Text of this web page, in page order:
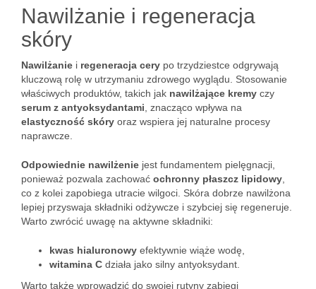
Nawilżanie i regeneracja
skóry
Nawilżanie i regeneracja cery po trzydziestce odgrywają
kluczową rolę w utrzymaniu zdrowego wyglądu. Stosowanie
właściwych produktów, takich jak nawilżające kremy czy
serum z antyoksydantami , znacząco wpływa na
elastyczność skóry oraz wspiera jej naturalne procesy
naprawcze.
Odpowiednie nawilżenie jest fundamentem pielęgnacji,
ponieważ pozwala zachować ochronny płaszcz lipidowy
co z kolei zapobiega utracie wilgoci. Skóra dobrze nawilżona
lepiej przyswaja składniki odżywcze i szybciej się regeneruje.
Warto zwrócić uwagę na aktywne składniki:
kwas hialuronowy efektywnie wiąże wodę,
witamina C działa jako silny antyoksydant.
Warto także wprowadzić do swojej rutyny zabiegi